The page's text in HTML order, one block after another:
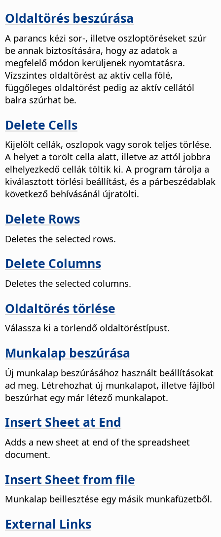
Oldaltörés beszúrása
A parancs kézi sor-, illetve oszloptöréseket szúr
be annak biztosítására, hogy az adatok a
megfelelő módon kerüljenek nyomtatásra.
Vízszintes oldaltörést az aktív cella fölé,
függőleges oldaltörést pedig az aktív cellától
balra szúrhat be.
Delete Cells
Kijelölt cellák, oszlopok vagy sorok teljes törlése.
A helyet a törölt cella alatt, illetve az attól jobbra
elhelyezkedő cellák töltik ki. A program tárolja a
kiválasztott törlési beállítást, és a párbeszédablak
következő behívásánál újratölti.
Delete Rows
Deletes the selected rows.
Delete Columns
Deletes the selected columns.
Oldaltörés törlése
Válassza ki a törlendő oldaltöréstípust.
Munkalap beszúrása
Új munkalap beszúrásához használt beállításokat
ad meg. Létrehozhat új munkalapot, illetve fájlból
beszúrhat egy már létező munkalapot.
Insert Sheet at End
Adds a new sheet at end of the spreadsheet
document.
Insert Sheet from file
Munkalap beillesztése egy másik munkafüzetből.
External Links